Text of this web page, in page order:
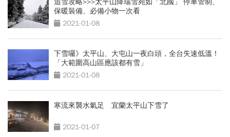
追雪攻略>>>太平山降瑞雪宛如「北國」 停車管制、
保暖裝備、必備小物一次看
2021-01-08
下雪囉》太平山、大屯山一夜白頭，全台失速低溫！
「大範圍高山區應該都有雪」
2021-01-08
寒流來襲水氣足 宜蘭太平山下雪了
2021-01-07